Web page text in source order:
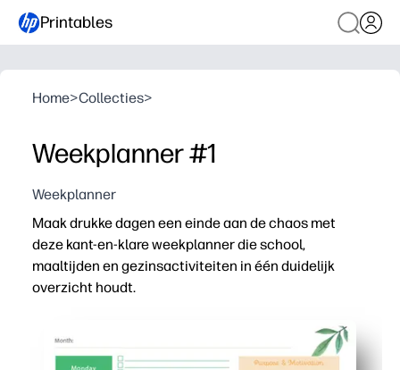
Printables
Home>Collecties>
Weekplanner #1
Weekplanner
Maak drukke dagen een einde aan de chaos met
deze kant-en-klare weekplanner die school,
maaltijden en gezinsactiviteiten in één duidelijk
overzicht houdt.
Geen voorbereiding: print op standaardpapier en
Kindvriendelijke indeling - ruime dozen voor